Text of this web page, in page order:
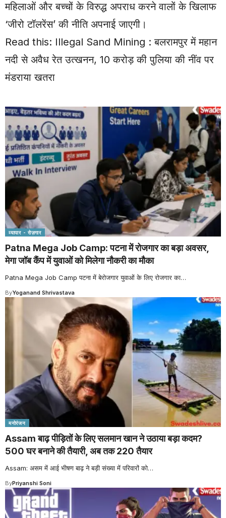
महिलाओं और बच्चों के विरुद्ध अपराध करने वालों के खिलाफ
‘जीरो टॉलरेंस’ की नीति अपनाई जाएगी।
Read this: Illegal Sand Mining : बलरामपुर में महान
नदी से अवैध रेत उत्खनन, 10 करोड़ की पुलिया की नींव पर
मंडराया खतरा
व्यापार - रोज़गार
Patna Mega Job Camp: पटना में रोजगार का बड़ा अवसर,
मेगा जॉब कैंप में युवाओं को मिलेगा नौकरी का मौका
Patna Mega Job Camp पटना में बेरोजगार युवाओं के लिए रोजगार का…
ByYoganand Shrivastava
मनोरंजन
Assam बाढ़ पीड़ितों के लिए सलमान खान ने उठाया बड़ा कदम?
500 घर बनाने की तैयारी, अब तक 220 तैयार
Assam: असम में आई भीषण बाढ़ ने बड़ी संख्या में परिवारों को…
ByPriyanshi Soni